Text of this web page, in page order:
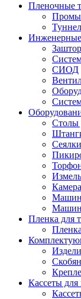
Пленочные
СИОД
Столы
Пленка для
Кассеты